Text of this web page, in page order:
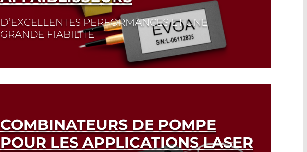
Read More
D’EXCELLENTES PERFORMANCES ET UNE
GRANDE FIABILITÉ
Read More
COMBINATEURS DE POMPE
POUR LES APPLICATIONS LASER